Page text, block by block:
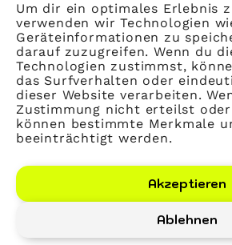
Um dir ein optimales Erlebnis
verwenden wir Technologien
Geräteinformationen zu
darauf zuzugreifen. Wenn du
Technologien zustimmst,
das Surfverhalten oder
dieser Website verarbeiten.
Zustimmung nicht erteilst
können bestimmte Merkmale
beeinträchtigt werden.
Akzeptieren
Ablehnen
Impressum
Kontakt
Datenschutz
Mitglied werden
LinkedIn
YouTube
Bundesverband Gesundheits-IT –
2026©